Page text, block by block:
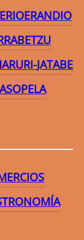
ERANDIO
JATABE
SOPELA